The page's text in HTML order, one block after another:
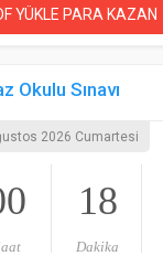
YÜKLE PARA KAZAN
Okulu Sınavı
2026 Cumartesi
18
Dakika